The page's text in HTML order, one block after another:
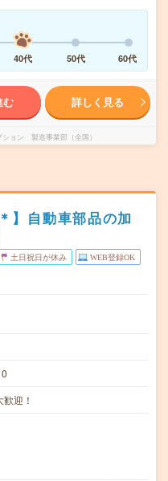
40代 50代 60代
む 詳しく見る
ョン 製造事業部（全国）
】自動車部品の加
土日祝日が休み WEB登録OK
迎！